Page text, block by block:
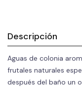
Descripción
Aguas de colonia
frutales naturales
después del baño un